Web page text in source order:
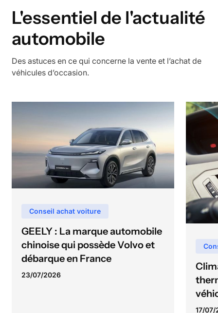
L'essentiel de l'actualité
automobile
Des astuces en ce qui concerne la vente et l’achat de
véhicules d’occasion.
Conseil achat voiture
GEELY : La marque automobile
chinoise qui possède Volvo et
débarque en France
23/07/2026
17/07/